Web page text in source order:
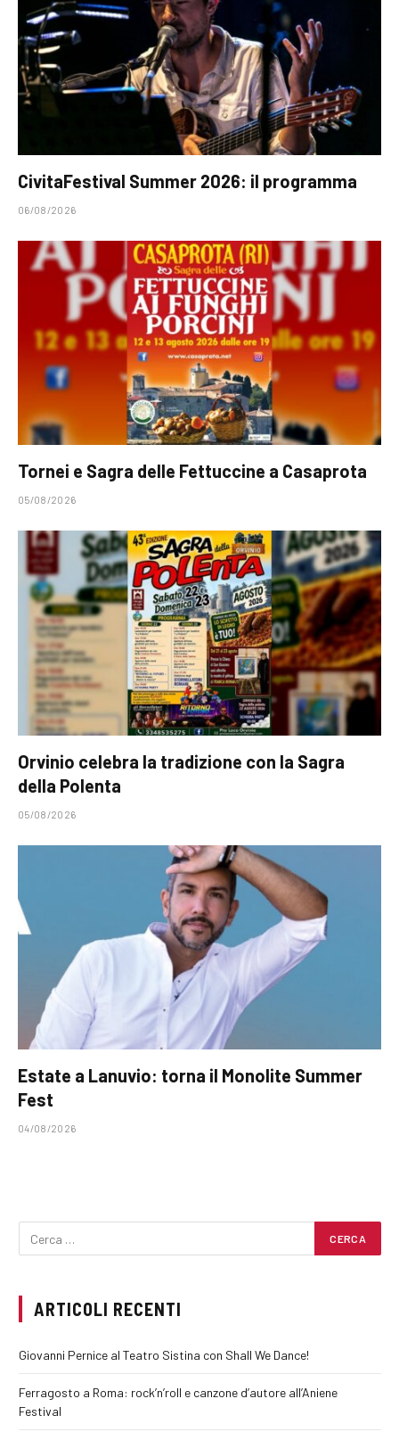
CivitaFestival Summer 2026: il programma
06/08/2026
Tornei e Sagra delle Fettuccine a Casaprota
05/08/2026
Orvinio celebra la tradizione con la Sagra
della Polenta
05/08/2026
Estate a Lanuvio: torna il Monolite Summer
Fest
04/08/2026
ARTICOLI RECENTI
Giovanni Pernice al Teatro Sistina con Shall We Dance!
Ferragosto a Roma: rock’n’roll e canzone d’autore all’Aniene
Festival